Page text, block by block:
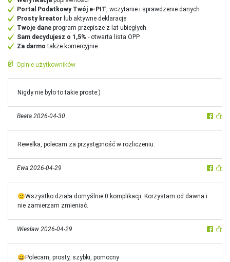
Portal Podatkowy Twój e-PIT, wczytanie i sprawdzenie danych
Prosty kreator lub aktywne deklaracje
Twoje dane program przepisze z lat ubiegłych
Sam decydujesz o 1,5% - otwarta lista OPP
Za darmo także komercyjnie
Opinie użytkowników
Nigdy nie było to takie proste:)
Beata 2026-04-30
Rewelka, polecam za przystępność w rozliczeniu.
Ewa 2026-04-29
🙂Wszystko działa domyślnie 0 komplikacji. Korzystam od dawna i
nie zamierzam zmieniać.
Wiesław 2026-04-29
😀Polecam, prosty, szybki, pomocny